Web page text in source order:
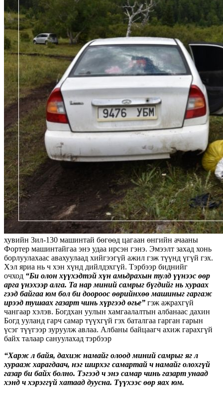
хувийн Зил-130 машинтай бөгөөд цагаан өнгийн ачааны
Фортер машинтайгаа энэ удаа ирсэн гэнэ. Эмээлт захад хонь
борлуулахаас авахуулаад хийгээгүй ажил гэж түүнд үгүй гэх.
Хэл яриа нь ч хэн хүнд дийлдэхгүй. Тэрбээр биднийг
очход “Би олон хүүхэдтэй хүн амьдрахын тулд үүнээс өөр
арга үнэхээр алга. Та нар миний самрыг бүгдийг нь хураах
гээд байгаа юм бол би доороос өөрийнхөө машиныг гаргаж
ирээд тушаах газарт чинь хүргээд өгье” гэж ажрахгүй
чангаар хэлэв. Богдхан уулын хамгаалалтын албанаас дахин
Богд ууланд гарч самар түүхгүй гэх баталгаа гарган гарын
үсэг түүгээр зуруулж авлаа. Албаны байцаагч ахиж гарахгүй
байх талаар сануулахад тэрбээр
“Харж л байя, дахиж намайг олоод миний самрыг яг л
хурааж харагдаач, нэг ширхэг самартай ч намайг олохгүй
газар би байх болно. Тэгээд ч энэ самар чинь газарт унаад
хэнд ч хэрэггүй хатаад дуусна. Түүхээс өөр яах юм.